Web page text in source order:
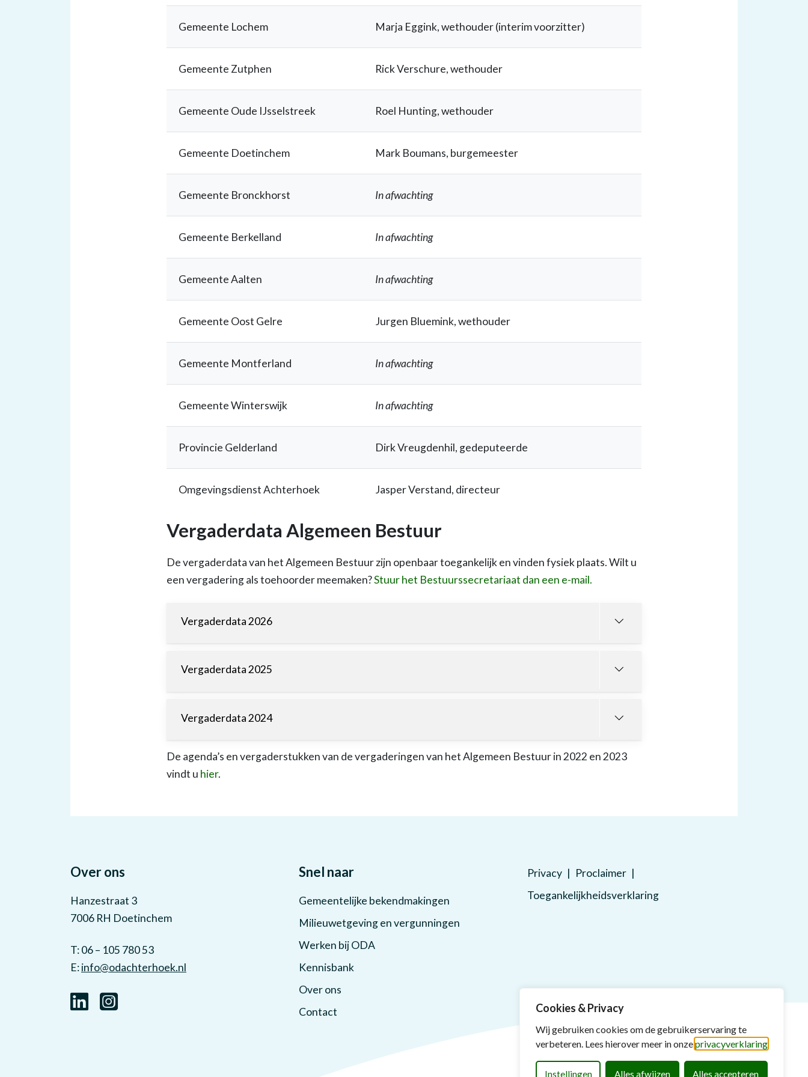
Cookies & Privacy
Wij gebruiken cookies om de gebruikerservaring te
verbeteren. Lees hierover meer in onzeprivacyverklaring
Instellingen Alles afwijzen Alles accepteren
Gemeente Lochem Marja Eggink, wethouder (interim voorzitter)
Gemeente Zutphen Rick Verschure, wethouder
Gemeente Oude IJsselstreek Roel Hunting, wethouder
Gemeente Doetinchem Mark Boumans, burgemeester
Gemeente Bronckhorst In afwachting
Gemeente Berkelland In afwachting
Gemeente Aalten In afwachting
Gemeente Oost Gelre Jurgen Bluemink, wethouder
Gemeente Montferland In afwachting
Gemeente Winterswijk In afwachting
Provincie Gelderland Dirk Vreugdenhil, gedeputeerde
Omgevingsdienst Achterhoek Jasper Verstand, directeur
Vergaderdata Algemeen Bestuur
De vergaderdata van het Algemeen Bestuur zijn openbaar toegankelijk en vinden fysiek plaats. Wilt u
een vergadering als toehoorder meemaken?Stuur het Bestuurssecretariaat dan een e-mail.
Vergaderdata 2026
Vergaderdata 2025
Vergaderdata 2024
De agenda’s en vergaderstukken van de vergaderingen van het Algemeen Bestuur in 2022 en 2023
vindt u hier.
Over ons
Hanzestraat 3
7006 RH Doetinchem
T: 06 – 105 780 53
E:info@odachterhoek.nl
Snel naar
Gemeentelijke bekendmakingen
Milieuwetgeving en vergunningen
Werken bij ODA
Kennisbank
Over ons
Contact
Privacy
Proclaimer
Toegankelijkheidsverklaring